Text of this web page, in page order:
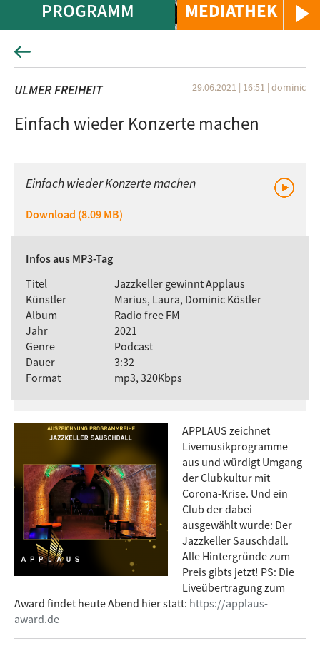
MEDIATHEK
PROGRAMM
ULMER FREIHEIT 29.06.2021 | 16:51 | dominic
Einfach wieder Konzerte machen
Einfach wieder Konzerte machen
Download (8.09 MB)
Infos aus MP3-Tag
Titel
Jazzkeller gewinnt Applaus
Künstler
Marius, Laura, Dominic Köstler
Album
Radio free FM
Jahr
2021
Genre
Podcast
Dauer
3:32
Format
mp3, 320Kbps
APPLAUS zeichnet
Livemusikprogramme
aus und würdigt Umgang
der Clubkultur mit
Corona-Krise. Und ein
Club der dabei
ausgewählt wurde: Der
Jazzkeller Sauschdall.
Alle Hintergründe zum
Preis gibts jetzt! PS: Die
Liveübertragung zum
Award findet heute Abend hier statt: https://applaus-
award.de